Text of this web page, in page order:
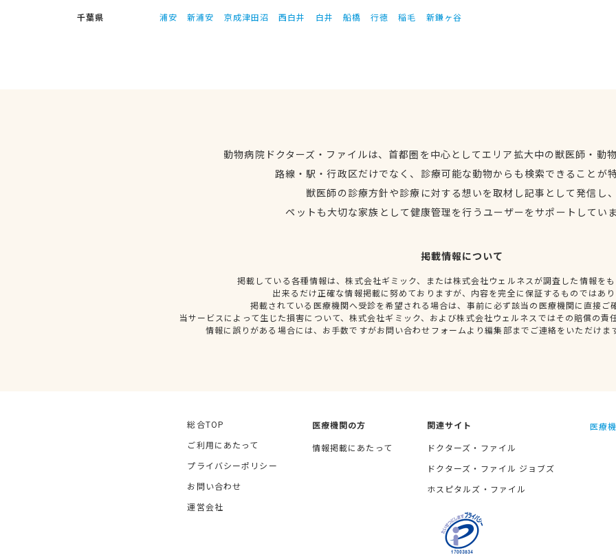
千葉県
浦安 新浦安 京成津田沼 西白井 白井 船橋 行徳 稲毛 新鎌ヶ谷
動物病院ドクターズ・ファイルは、首都圏を中心としてエリア拡大中の獣医師・動
路線・駅・行政区だけでなく、診療可能な動物からも検索できることが
獣医師の診療方針や診療に対する想いを取材し記事として発信し
ペットも大切な家族として健康管理を行うユーザーをサポートしてい
掲載情報について
掲載している各種情報は、株式会社ギミック、または株式会社ウェルネスが調査した情報を
出来るだけ正確な情報掲載に努めておりますが、内容を完全に保証するものではあ
掲載されている医療機関へ受診を希望される場合は、事前に必ず該当の医療機関に直接ご
当サービスによって生じた損害について、株式会社ギミック、および株式会社ウェルネスではその賠償の責
情報に誤りがある場合には、お手数ですがお問い合わせフォームより編集部までご連絡をいただけま
総合TOP
ご利用にあたって
プライバシーポリシー
お問い合わせ
運営会社
医療機関の方
情報掲載にあたって
関連サイト
ドクターズ・ファイル
ドクターズ・ファイル ジョブズ
ホスピタルズ・ファイル
医療